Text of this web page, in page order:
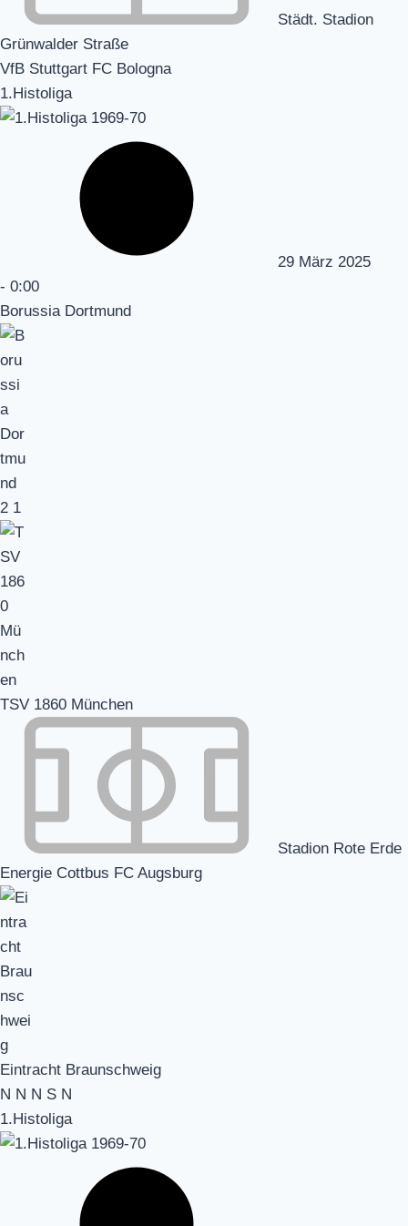
Städt. Stadion
Grünwalder Straße
VfB Stuttgart FC Bologna
1.Histoliga
29 März 2025
- 0:00
Borussia Dortmund
2 1
TSV 1860 München
Stadion Rote Erde
Energie Cottbus FC Augsburg
Eintracht Braunschweig
N N N S N
1.Histoliga